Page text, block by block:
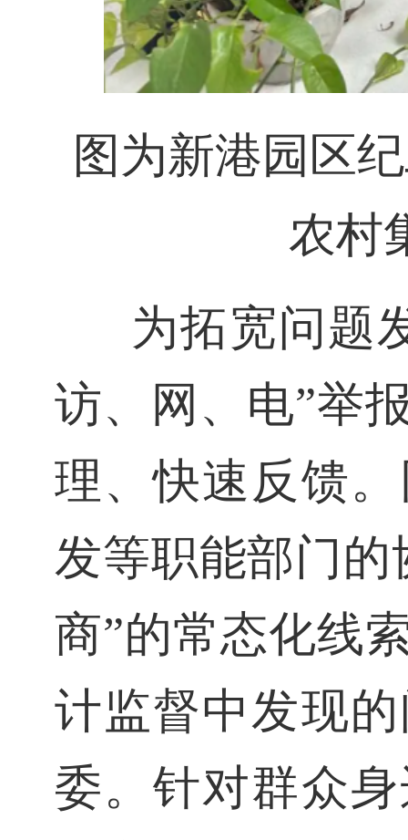
图为新港园区
农村
为拓宽问题
访、网、电”举
理、快速反馈
发等职能部门
商”的常态化线
计监督中发现
委。针对群众